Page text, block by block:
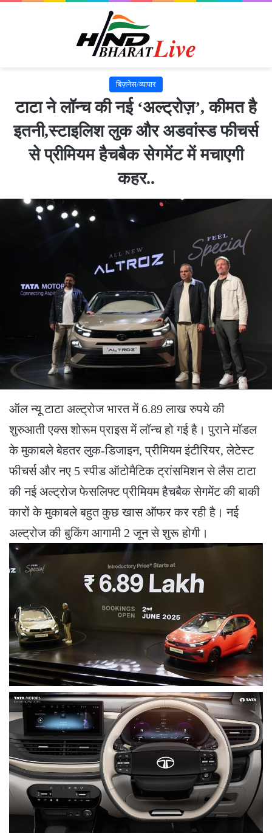
बिज़नेस/व्यापार
टाटा ने लॉन्च की नई ‘अल्ट्रोज़’, कीमत है
इतनी,स्टाइलिश लुक और अडवांस्ड फीचर्स
से प्रीमियम हैचबैक सेगमेंट में मचाएगी
कहर..
ऑल न्यू टाटा अल्ट्रोज भारत में 6.89 लाख रुपये की
शुरुआती एक्स शोरूम प्राइस में लॉन्च हो गई है। पुराने मॉडल
के मुकाबले बेहतर लुक-डिजाइन, प्रीमियम इंटीरियर, लेटेस्ट
फीचर्स और नए 5 स्पीड ऑटोमैटिक ट्रांसमिशन से लैस टाटा
की नई अल्ट्रोज फेसलिफ्ट प्रीमियम हैचबैक सेगमेंट की बाकी
कारों के मुकाबले बहुत कुछ खास ऑफर कर रही है। नई
अल्ट्रोज की बुकिंग आगामी 2 जून से शुरू होगी।